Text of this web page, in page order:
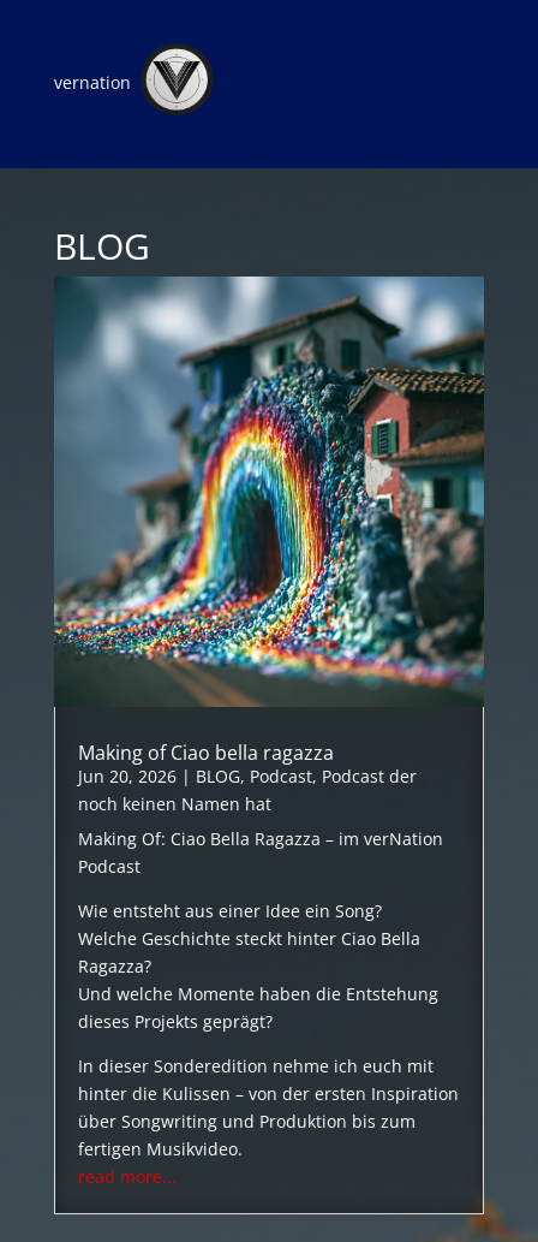
vernation
BLOG
Making of Ciao bella ragazza
Jun 20, 2026| BLOG, Podcast, Podcast der
noch keinen Namen hat
Making Of: Ciao Bella Ragazza – im verNation
Podcast
Wie entsteht aus einer Idee ein Song?
Welche Geschichte steckt hinter Ciao Bella
Ragazza?
Und welche Momente haben die Entstehung
dieses Projekts geprägt?
In dieser Sonderedition nehme ich euch mit
hinter die Kulissen – von der ersten Inspiration
über Songwriting und Produktion bis zum
fertigen Musikvideo.
read more...